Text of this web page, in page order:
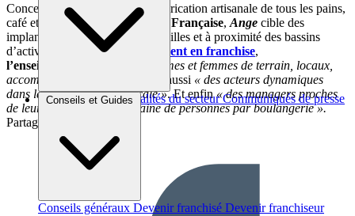
Brèves et actus Actualités du secteur Communiqués de presse
Conseils et Guides
Conseils généraux Devenir franchisé Devenir franchiseur
Concept de boulangerie avec fabrication artisanale de tous les pains,
café et
restauration rapide à la Française, Ange cible des
implantations en périphérie des villes et à proximité des bassins
d’activité. Pour sondéveloppement en franchise,
l’enseigne
« des hommes et femmes de terrain, locaux,
accompagnés et formés »
, mais aussi « des acteurs dynamiques
dans la vie économique locale ». Et enfin« des managers proches
de leur équipe d’une quinzaine de personnes par boulangerie ».
Partager sur :